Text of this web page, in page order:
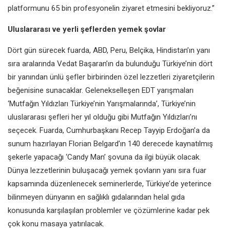
platformunu 65 bin profesyonelin ziyaret etmesini bekliyoruz.”
Uluslararası ve yerli şeflerden yemek şovlar
Dört gün sürecek fuarda, ABD, Peru, Belçika, Hindistan’ın yanı
sıra aralarında Vedat Başaran’ın da bulunduğu Türkiye’nin dört
bir yanından ünlü şefler birbirinden özel lezzetleri ziyaretçilerin
beğenisine sunacaklar. Gelenekselleşen EDT yarışmaları
‘Mutfağın Yıldızları Türkiye’nin Yarışmalarında’, Türkiye’nin
uluslararası şefleri her yıl olduğu gibi Mutfağın Yıldızları’nı
seçecek. Fuarda, Cumhurbaşkanı Recep Tayyip Erdoğan’a da
sunum hazırlayan Florian Belgard’ın 140 derecede kaynatılmış
şekerle yapacağı ‘Candy Man’ şovuna da ilgi büyük olacak.
Dünya lezzetlerinin buluşacağı yemek şovların yanı sıra fuar
kapsamında düzenlenecek seminerlerde, Türkiye’de yeterince
bilinmeyen dünyanın en sağlıklı gıdalarından helal gıda
konusunda karşılaşılan problemler ve çözümlerine kadar pek
çok konu masaya yatırılacak.